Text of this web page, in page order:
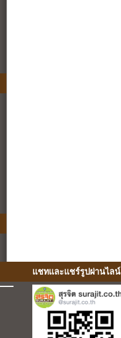
แชทและแชร์รูปผ่านไลน์